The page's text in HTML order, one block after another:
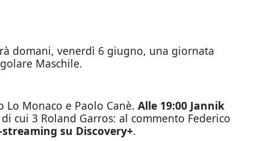
domani, venerdì 6 giugno, una giornata
Maschile.
Lo Monaco e Paolo Canè. Alle 19:00 Jannik
cui 3 Roland Garros: al commento Federico
su Discovery+.